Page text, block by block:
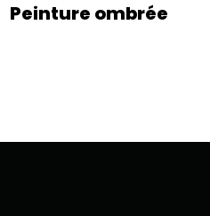
Peinture ombrée